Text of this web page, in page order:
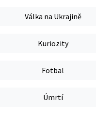
Válka na Ukrajině
Kuriozity
Fotbal
Úmrtí